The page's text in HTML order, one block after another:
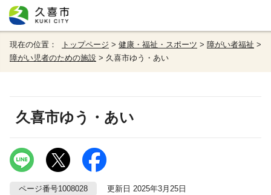
現在の位置： トップページ > 健康・福祉・スポーツ > 障がい者福祉 >
障がい児者のための施設 > 久喜市ゆう・あい
久喜市ゆう・あい
ページ番号1008028 更新日 2025年3月25日